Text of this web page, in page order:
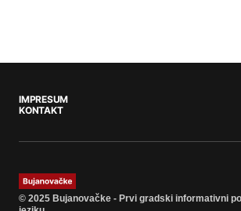
IMPRESUM
KONTAKT
© 2025 Bujanovačke - Prvi gradski informativni